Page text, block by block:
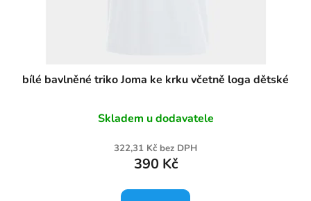
bílé bavlněné triko Joma ke krku včetně loga dětské
Skladem u dodavatele
322,31 Kč bez DPH
390 Kč